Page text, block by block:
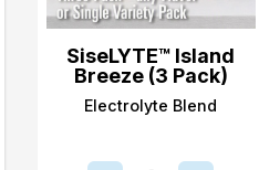
SiseLYTE™ Island
Breeze (3 Pack)
Electrolyte Blend